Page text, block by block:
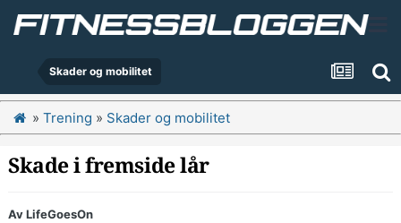
Skader og mobilitet
» Trening » Skader og mobilitet
Skade i fremside lår
AvLifeGoesOn